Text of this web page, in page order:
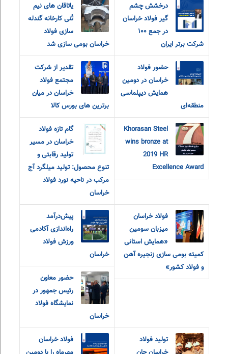
درخشش چشم
گیر فولاد خراسان
در جمع ۱۰۰
شرکت برتر ایران
یاتاقان های نیم
تُنی کارخانه گندله
سازی فولاد
خراسان بومی سازی شد
حضور فولاد
خراسان در دومین
همایش دیپلماسی
منطقه‌ای
تقدیر از شرکت
مجتمع فولاد
خراسان در میان
برترین های بورس کالا
Khorasan Steel
wins bronze at
2019 HR
Excellence Award
گام تازه فولاد
خراسان در مسیر
تولید رقابتی و
تنوع محصول: تولید میلگرد آج
مرکب در ناحیه نورد فولاد
خراسان
فولاد خراسان
میزبان سومین
«همایش استانی
کمیته بومی سازی زنجیره آهن
و فولاد کشور»
پیش‌درآمد
راه‌اندازی آکادمی
ورزش فولاد
خراسان
حضور معاون
رئیس جمهور در
نمایشگاه فولاد
خراسان
تولید فولاد
فولاد خراسان